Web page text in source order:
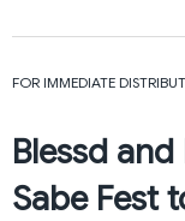
FOR IMMEDIATE
Blessd
Sabe Fest